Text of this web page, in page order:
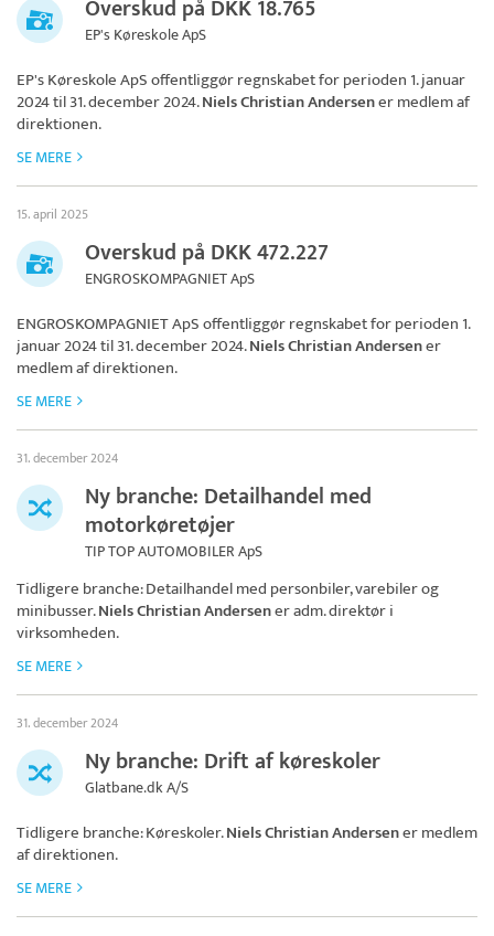
Overskud på DKK 18.765
EP's Køreskole ApS
EP's Køreskole ApSoffentliggør regnskabet for perioden 1. januar
2024 til 31. december 2024.Niels Christian Andersener medlem af
direktionen.
SE MERE
15. april 2025
Overskud på DKK 472.227
ENGROSKOMPAGNIET ApS
ENGROSKOMPAGNIET ApSoffentliggør regnskabet for perioden 1.
januar 2024 til 31. december 2024.Niels Christian Andersener
medlem af direktionen.
SE MERE
31. december 2024
Ny branche: Detailhandel med
motorkøretøjer
TIP TOP AUTOMOBILER ApS
Tidligere branche: Detailhandel med personbiler, varebiler og
minibusser.Niels Christian Andersener adm. direktør i
virksomheden.
SE MERE
31. december 2024
Ny branche: Drift af køreskoler
Glatbane.dk A/S
Tidligere branche: Køreskoler.Niels Christian Andersener medlem
af direktionen.
SE MERE